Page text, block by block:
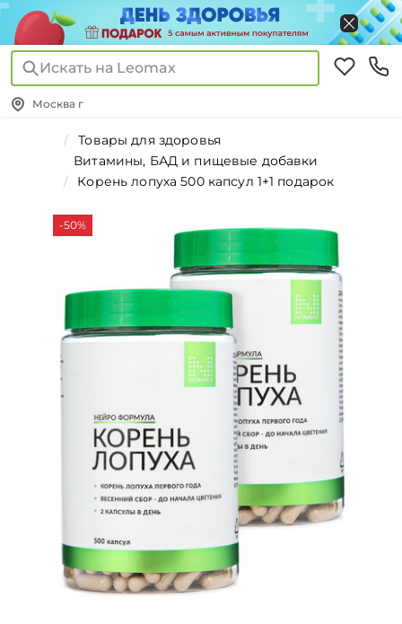
Искать на Leomax
Москва г
Товары для здоровья
Витамины, БАД и пищевые добавки
Корень лопуха 500 капсул 1+1 подарок
-50%